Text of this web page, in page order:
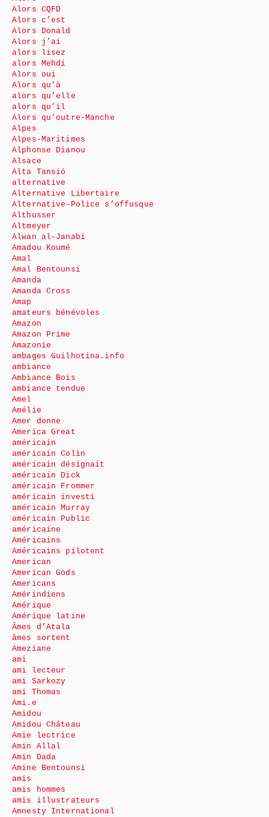
Alors CQFD
Alors c’est
Alors Donald
Alors j’ai
alors lisez
alors Mehdi
Alors oui
Alors qu’à
alors qu’elle
alors qu’il
Alors qu’outre-Manche
Alpes
Alpes-Maritimes
Alphonse Dianou
Alsace
Alta Tansió
alternative
Alternative Libertaire
Alternative-Police s’offusque
Althusser
Altmeyer
Alwan al-Janabi
Amadou Koumé
Amal
Amal Bentounsi
Amanda
Amanda Cross
Amap
amateurs bénévoles
Amazon
Amazon Prime
Amazonie
ambages Guilhotina.info
ambiance
Ambiance Bois
ambiance tendue
Amel
Amélie
Amer donne
America Great
américain
américain Colin
américain désignait
américain Dick
américain Frommer
américain investi
américain Murray
américain Public
américaine
Américains
Américains pilotent
American
American Gods
Americans
Amérindiens
Amérique
Amérique latine
Âmes d’Atala
âmes sortent
Ameziane
ami
ami lecteur
ami Sarkozy
ami Thomas
Ami.e
Amidou
Amidou Château
Amie lectrice
Amin Allal
Amin Dada
Amine Bentounsi
amis
amis hommes
amis illustrateurs
Amnesty International